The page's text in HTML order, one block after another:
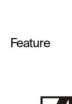
Feature